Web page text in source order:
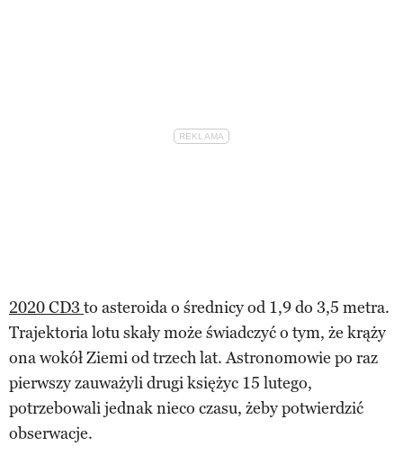
2020 CD3 to asteroida o średnicy od 1,9 do 3,5 metra.
Trajektoria lotu skały może świadczyć o tym, że krąży
ona wokół Ziemi od trzech lat. Astronomowie po raz
pierwszy zauważyli drugi księżyc 15 lutego,
potrzebowali jednak nieco czasu, żeby potwierdzić
obserwacje.